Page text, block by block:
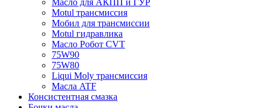
Масло для АКПП и ГУР
Motul трансмиссия
Мобил для трансмиссии
Motul гидравлика
Масло Робот CVT
75W90
75W80
Liqui Moly трансмиссия
Масла ATF
Консистентная смазка